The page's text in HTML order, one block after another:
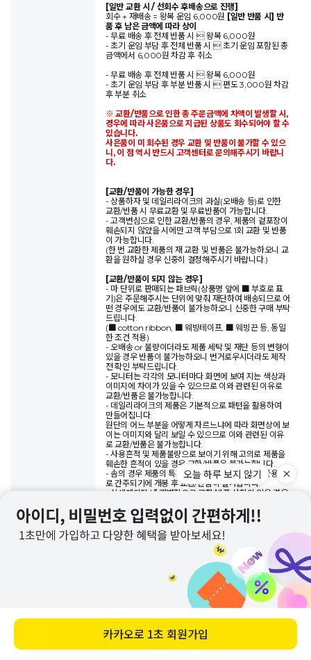
바로 구매하기
[일반 교환 시 / 선회수 후배송으로 진행]
회수 + 재배송 = 왕복 운임 6,000원 [일반 반품 시] 반
품 후 남은 금액에 따라 상이
- 무료 배송 후 전체 반품 시  왕복 6,000원
- 초기 운임 부담 후 전체 반품 시  초기 운임 포함된 총
금액에서 6,000원 차감 후 취소
- 무료 배송 후 전체 반품 시  왕복 6,000원
- 초기 운임 부담 후 부분 반품 시  편도 3,000원 차감
후 부분 취소
※ 교환/반품으로 인한 총 주문금액에 차액이 발생할 시,
경우에 따라 사은품으로 지급된 상품도 회수되어야 할 수
있습니다.
사은품이 미 회수된 경우 교환 및 반품이 불가할 수 있으
니, 이 점 역시 반드시 고객센터로 문의해주시기 바랍니
다.
[교환/반품이 가능한 경우]
- 상품하자 및 데일리라이크의 과실(오배송 등)로 인한
교환/반품 시 무료교환 및 무료반품이 가능합니다.
- 고객변심으로 인한 교환/반품의 경우, 제품의 겉포장이
훼손되지 않았을 시에만 고객 부담으로 1회 교환 및 반품
이 가능합니다.
(한 번 교환한 제품의 재 교환 및 반품은 불가능하오니 교
환을 원하실 경우 신중히 결정해주시기 바랍니다.)
[교환/반품이 되지 않는 경우]
- 마 단위로 판매되는 패브릭(상품명 앞에 ■ 부호로 표
기)은 주문해주시는 단위에 맞춰 재단하여 배송되므로 어
떤 경우에도 교환/반품이 불가능하오니 신중한 구매 부탁
드립니다.
(■ cotton ribbon, ■ 웨빙테이프, ■ 웨빙끈 등, 동일
한 조건 적용)
- 오배송 or 불량이더라도 제품 세탁 및 재단 등의 변형이
있을 경우 반품이 불가능하오니 번거로우시더라도 제작
전 확인 부탁드립니다.
- 모니터는 각각의 모니터마다 화면에 보여 지는 색상과
이미지에 차이가 있을 수 있으므로 이와 관련된 이유로
교환/반품은 불가능합니다.
- 데일리라이크의 제품은 기본적으로 패턴을 활용하여
만들어집니다.
원단의 어느 부분을 어떻게 자르느냐에 따라 화면상에 보
이는 이미지와 달리 보일 수 있으므로 이와 관련된 이유
로 교환/반품은 불가능합니다.
- 사용흔적 및 제품불량으로 보이기 위해 고의로 제품을
훼손한 흔적이 있을 경우 교환/반품은 불가능합니다.
- 솜의 경우 제품의 특성상 개봉하는 것만으로도 사용으
로 간주되기에 개봉 후 교환/반품이 불가합니다.
- 상세페이지 내 개별적으로 교환/반품 사항이 있을 경우
- 제품 포장이 훼손됐을 경우 어떠한 경우에서도 교환/반
품이 불가능하오니 신중한 구매 부탁드립니다.
- 반품이 접수되었더라도 반송된 물품 상태 확인 후 사용
흔적이나 훼손 여부에 따라 교환 및 환불이 불가할 수 있
환불은 적립금/예치금 환불 및 결제취소가 가능합니다.
결제취소의 경우 고객님께서 결제해주신 수단으로만 환
불이 가능합니다. 카드결제건 취소 및 환불 시 현금환불
반품건 수령 및 물품 확인 후 환불 절차가 진행되며, 신용
카드 및 휴대폰 결제의 경우 결제일자에 맞추어 대금이
청구될 수도 있습니다. 이 경우 익월 대금청구 시 카드사
에서 환급 처리됩니다.
오늘 하루 보지 않기
카카오로 1초 회원가입